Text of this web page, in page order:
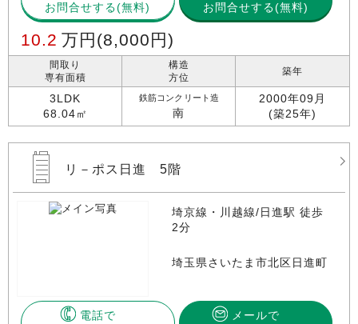
お問合せする
お問合せする(無料)
10.2 万円 (8,000円)
間取り
専有面積
3LDK
68.04㎡
構造
方位
鉄筋コンクリート造
南
築年
2000年09月
(築25年)
リ－ポス日進 5階
埼京線・川越線/日進駅 徒歩
2分
埼玉県さいたま市北区日進町
電話で
メールで